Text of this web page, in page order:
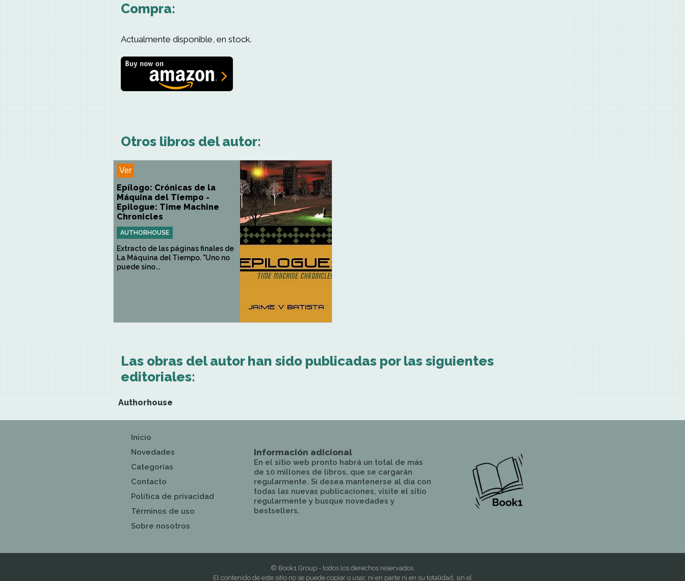
Compra:
Actualmente disponible, en stock.
Otros libros del autor:
Ver
Epílogo: Crónicas de la
Máquina del Tiempo -
Epilogue: Time Machine
Chronicles
AUTHORHOUSE
Extracto de las páginas finales de
La Máquina del Tiempo. "Uno no
puede sino...
Las obras del autor han sido publicadas por las siguientes
editoriales:
Authorhouse
Inicio
Novedades
Categorías
Contacto
Política de privacidad
Términos de uso
Sobre nosotros
Información adicional
En el sitio web pronto habrá un total de más
de 10 millones de libros, que se cargarán
regularmente. Si desea mantenerse al día con
todas las nuevas publicaciones, visite el sitio
regularmente y busque novedades y
bestsellers.
© Book1 Group - todos los derechos reservados.
El contenido de este sitio no se puede copiar o usar, ni en parte ni en su totalidad, sin el